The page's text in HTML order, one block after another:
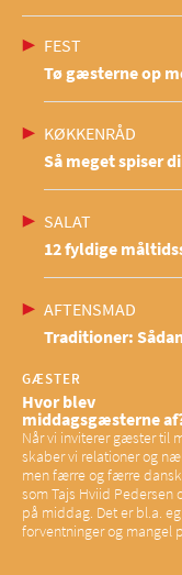
FEST
Tø gæsterne op
KØKKENRÅD
Så meget spiser
SALAT
12 fyldige
AFTENSMAD
Traditioner:
GÆSTER
Hvor blev
middagsgæsterne
Når vi inviterer gæster til
skaber vi relationer og
men færre og færre
som Tajs Hviid Pedersen
på middag. Det er bl.a.
forventninger og mangel